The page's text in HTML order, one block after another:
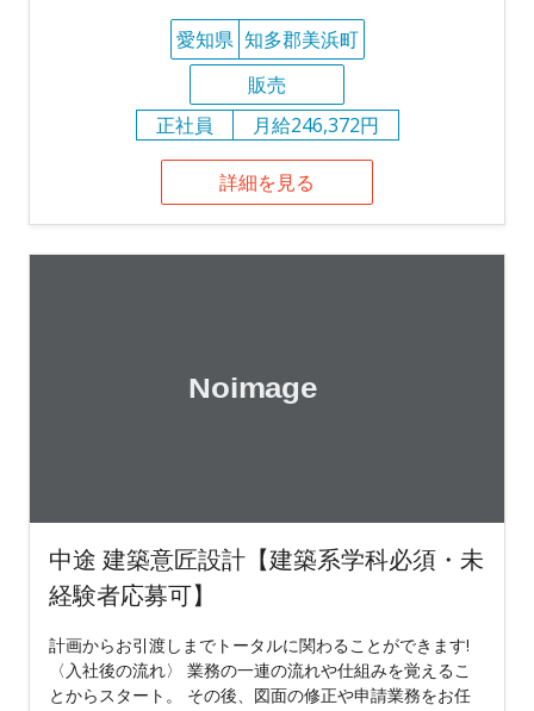
愛知県 知多郡美浜町
販売
正社員
月給246,372円
詳細を見る
中途 建築意匠設計【建築系学科必須・未
経験者応募可】
計画からお引渡しまでトータルに関わることができます!
〈入社後の流れ〉 業務の一連の流れや仕組みを覚えるこ
とからスタート。 その後、図面の修正や申請業務をお任